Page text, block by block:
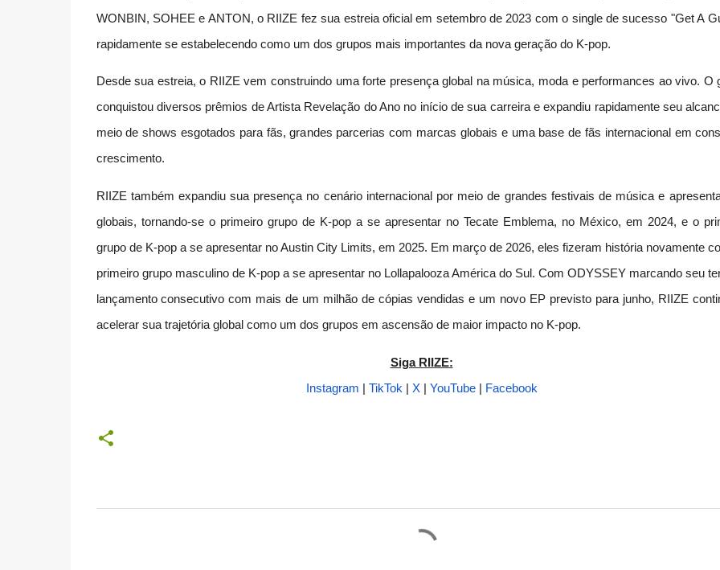
WONBIN, SOHEE e ANTON, o RIIZE fez sua estreia oficial em setembro de 2023 com o single de sucesso "Get A
rapidamente se estabelecendo como um dos grupos mais importantes da nova geração do K-pop.
Desde sua estreia, o RIIZE vem construindo uma forte presença global na música, moda e performances ao vivo. O
conquistou diversos prêmios de Artista Revelação do Ano no início de sua carreira e expandiu rapidamente seu
meio de shows esgotados para fãs, grandes parcerias com marcas globais e uma base de fãs internacional em
crescimento.
RIIZE também expandiu sua presença no cenário internacional por meio de grandes festivais de música e
globais, tornando-se o primeiro grupo de K-pop a se apresentar no Tecate Emblema, no México, em 2024, e o
grupo de K-pop a se apresentar no Austin City Limits, em 2025. Em março de 2026, eles fizeram história novamente
primeiro grupo masculino de K-pop a se apresentar no Lollapalooza América do Sul. Com ODYSSEY marcando seu
lançamento consecutivo com mais de um milhão de cópias vendidas e um novo EP previsto para junho, RIIZE
acelerar sua trajetória global como um dos grupos em ascensão de maior impacto no K-pop.
Siga RIIZE:
Instagram | TikTok | X| YouTube| Facebook